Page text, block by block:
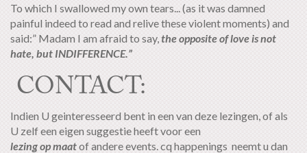
To which I swallowed my own tears... (as it was damned
painful indeed to read and relive these violent moments) and
said:” Madam I am afraid to say, the opposite of love is not
hate, but INDIFFERENCE.”
CONTACT:
Indien U geinteresseerd bent in een van deze lezingen, of als
U zelf een eigen suggestie heeft voor een
lezing op maatof andere events. cq happenings neemt u dan